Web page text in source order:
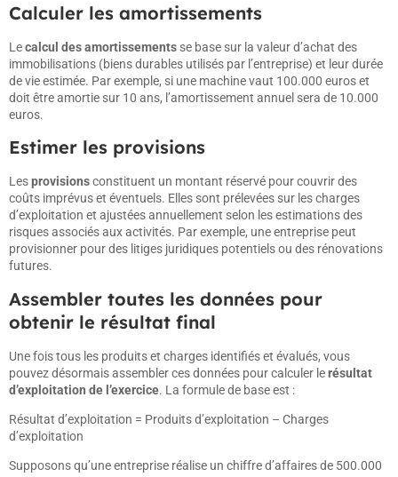
Calculer les amortissements
Lecalcul des amortissements se base sur la valeur d’achat des
immobilisations (biens durables utilisés par l’entreprise) et leur durée
de vie estimée. Par exemple, si une machine vaut 100.000 euros et
doit être amortie sur 10 ans, l’amortissement annuel sera de 10.000
euros.
Estimer les provisions
Lesprovisionsconstituent un montant réservé pour couvrir des
coûts imprévus et éventuels. Elles sont prélevées sur les charges
d’exploitation et ajustées annuellement selon les estimations des
risques associés aux activités. Par exemple, une entreprise peut
provisionner pour des litiges juridiques potentiels ou des rénovations
futures.
Assembler toutes les données pour
obtenir le résultat final
Une fois tous les produits et charges identifiés et évalués, vous
pouvez désormais assembler ces données pour calculer lerésultat
d’exploitation de l’exercice. La formule de base est :
Résultat d’exploitation = Produits d’exploitation – Charges
d’exploitation
Supposons qu’une entreprise réalise un chiffre d’affaires de 500.000